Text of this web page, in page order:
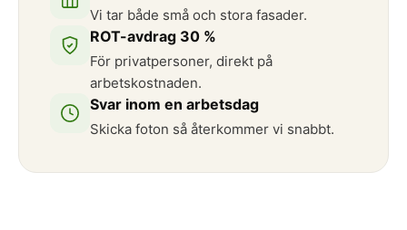
Vi tar både små och stora fasader.
ROT-avdrag 30 %
För privatpersoner, direkt på
arbetskostnaden.
Svar inom en arbetsdag
Skicka foton så återkommer vi snabbt.